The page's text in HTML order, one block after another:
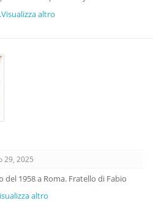
altro
29, 2025
del 1958 a Roma. Fratello di Fabio
altro